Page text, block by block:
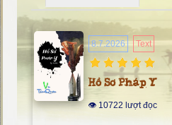
8.7.2026 Text
Hồ Sơ Pháp Y
👁 10722 lượt đọc